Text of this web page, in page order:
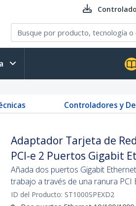
Controladores y
Adaptador Tarjeta de
PCI-e 2 Puertos Gigabit
Añada dos puertos Gigabit
trabajo a través de una ranura PCI
ID del Producto: ST1000SPEXD2